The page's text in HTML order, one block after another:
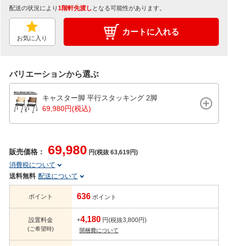
配送の状況により 1階軒先渡し となる可能性があります。
お気に入り
カートに入れる
バリエーションから選ぶ
キャスター脚 平行スタッキング 2脚
69,980円(税込)
販売価格： 69,980 円(税抜 63,619円)
消費税について
送料無料 配送について
ポイント 636 ポイント
設置料金
(ご希望時)
+4,180 円(税抜3,800円)
開梱費について